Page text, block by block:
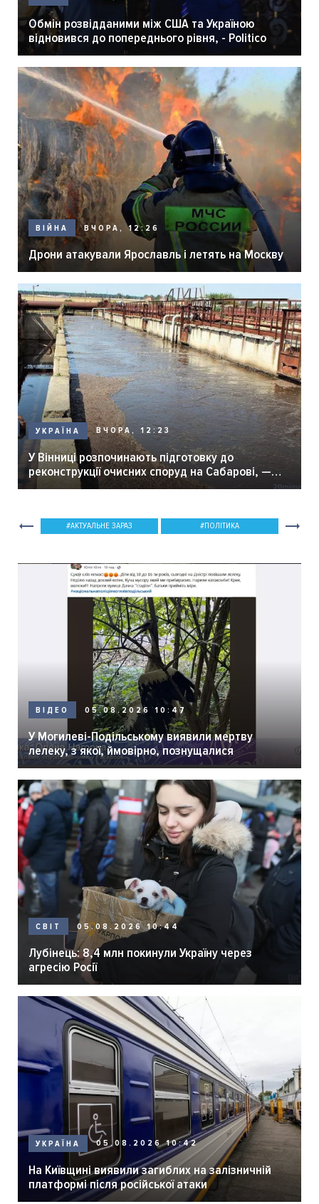
Обмін розвідданими між США та Україною
відновився до попереднього рівня, - Politico
ВІЙНА ВЧОРА, 12:26
Дрони атакували Ярославль і летять на Москву
УКРАЇНА ВЧОРА, 12:23
У Вінниці розпочинають підготовку до
реконструкції очисних споруд на Сабарові, —
мер Вінниці.
АКТУАЛЬНЕ ЗАРАЗ ПОЛІТИКА
ВІДЕО 05.08.2026 10:47
У Могилеві-Подільському виявили мертву
лелеку, з якої, ймовірно, познущалися
СВІТ 05.08.2026 10:44
Лубінець: 8,4 млн покинули Україну через
агресію Росії
УКРАЇНА 05.08.2026 10:42
На Київщині виявили загиблих на залізничній
платформі після російської атаки